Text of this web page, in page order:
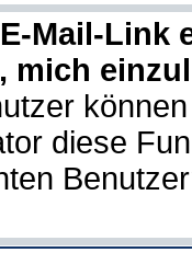
Mail-Link
mich
diese